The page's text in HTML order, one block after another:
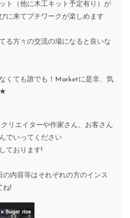
ト（他に木工キット予定有り）が
に来てプチワークが楽しめます
る方々の交流の場になると良いな
くても誰でも！Marketに是非、気
★
リエイターや作家さん、お客さん
でいってください
ております!
内容等はそれぞれの方のインス
ね!